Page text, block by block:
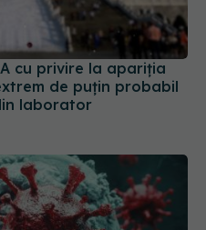
cu privire la apariția
de puţin probabil
laborator